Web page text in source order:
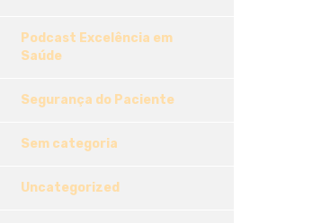
Podcast Excelência em
Saúde
Segurança do Paciente
Sem categoria
Uncategorized